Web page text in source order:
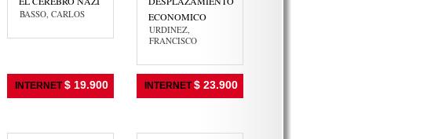
BASSO, CARLOS
INTERNET $ 19.900
ECONOMICO
URDINEZ,
FRANCISCO
INTERNET $ 23.900